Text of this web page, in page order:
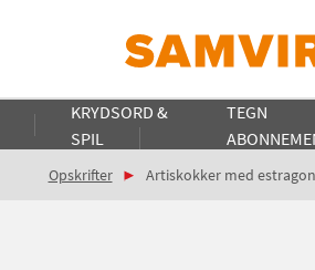
KRYDSORD &
SPIL
TEGN
Opskrifter Artiskokker med